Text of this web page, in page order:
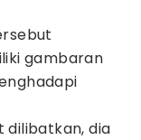
gambaran
dilibatkan, dia